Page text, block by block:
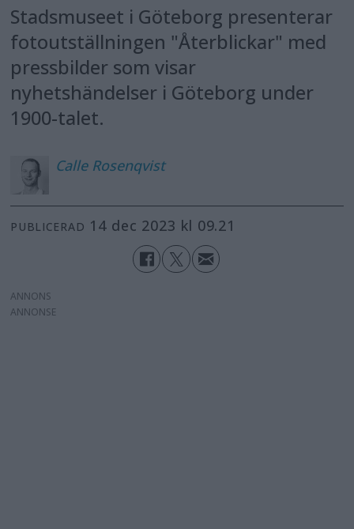
Stadsmuseet i Göteborg presenterar
fotoutställningen "Återblickar" med
pressbilder som visar
nyhetshändelser i Göteborg under
1900-talet.
Calle Rosenqvist
PUBLICERAD 14 dec 2023 kl 09.21
ANNONS